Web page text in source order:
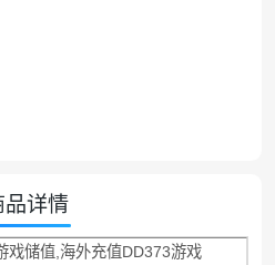
品详情
戏储值,海外充值DD373游戏